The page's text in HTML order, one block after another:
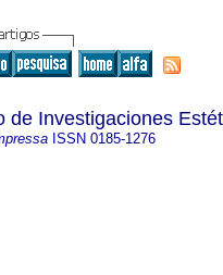
de Investigaciones
ISSN 0185-1276